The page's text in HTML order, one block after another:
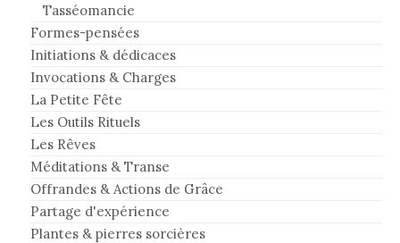
Tasséomancie
Formes-pensées
Initiations & dédicaces
Invocations & Charges
La Petite Fête
Les Outils Rituels
Les Rêves
Méditations & Transe
Offrandes & Actions de Grâce
Partage d'expérience
Plantes & pierres sorcières